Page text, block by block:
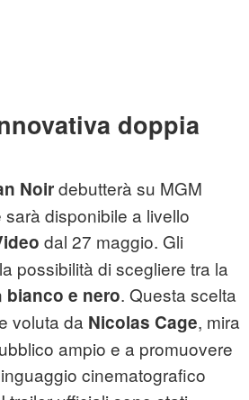
doppia
Noirdebutterà su MGM
disponibile a livello
dal 27 maggio. Gli
possibilità di scegliere tra la
bianco e nero. Questa scelta
voluta da Nicolas Cage, mira
ampio e a promuovere
cinematografico